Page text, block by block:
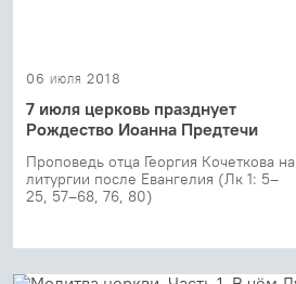
06 июля 2018
7 июля церковь празднует
Рождество Иоанна Предтечи
Проповедь отца Георгия Кочеткова на
литургии после Евангелия (Лк 1: 5–
25, 57–68, 76, 80)